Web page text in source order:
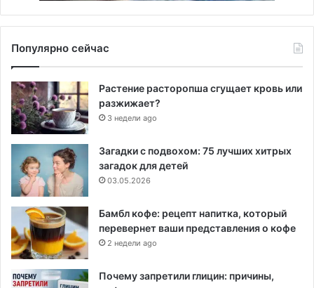
Популярно сейчас
Растение расторопша сгущает кровь или
разжижает?
3 недели ago
Загадки с подвохом: 75 лучших хитрых
загадок для детей
03.05.2026
Бамбл кофе: рецепт напитка, который
перевернет ваши представления о кофе
2 недели ago
Почему запретили глицин: причины,